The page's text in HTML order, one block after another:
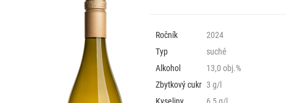
Ročník
2024
Typ
suché
Alkohol
13,0 obj.%
Zbytkový cukr 3 g/l